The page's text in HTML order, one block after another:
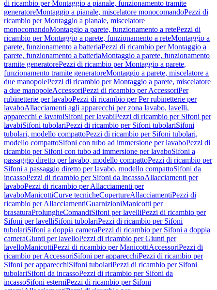
di ricambio per Montaggio a pianale, funzionamento tramite
generatoreMontaggio a pianale, miscelatore monocomandoPezzi di
ricambio per Montaggio a pianale, miscelatore
monocomandoMontaggio a parete, funzionamento a retePezzi di
ricambio per Montaggio a parete, funzionamento a reteMontaggio a
parete, funzionamento a batteriaPezzi di ricambio per Montaggio a
parete, funzionamento a batteriaMontaggio a parete, funzionamento
tramite generatorePezzi di ricambio per Montaggio a parete,
funzionamento tramite generatoreMontaggio a parete, miscelatore a
due manopolePezzi di ricambio per Montaggio a parete, miscelatore
a due manopoleAccessoriPezzi di ricambio per AccessoriPer
rubinetterie per lavaboPezzi di ricambio per Per rubinetterie per
lavaboAllacciamenti agli apparecchi per zona lavabo, lavelli,
apparecchi e lavatoiSifoni per lavabiPezzi di ricambio per Sifoni per
lavabiSifoni tubolariPezzi di ricambio per Sifoni tubolariSifoni
tubolari, modello compattoPezzi di ricambio per Sifoni tubolari,
modello compattoSifoni con tubo ad immersione per lavaboPezzi di
ricambio per Sifoni con tubo ad immersione per lavaboSifoni a
passaggio diretto per lavabo, modello compattoPezzi di ricambio per
Sifoni a passaggio diretto per lavabo, modello compattoSifoni da
incassoPezzi di ricambio per Sifoni da incassoAllacciamenti per
lavaboPezzi di ricambio per Allacciamenti per
lavaboManicottiCurve tecnicheCopertureAllacciamentiPezzi di
ricambio per AllacciamentiGuarnizioniManicotti per
brasaturaProlungheComandiSifoni per lavelliPezzi di ricambio per
Sifoni per lavelliSifoni tubolariPezzi di ricambio per Sifoni
tubolariSifoni a doppia cameraPezzi di ricambio per Sifoni a doppia
cameraGiunti per lavelloPezzi di ricambio per Giunti per
lavelloManicottiPezzi di ricambio per ManicottiAccessoriPezzi di
ricambio per AccessoriSifoni per apparecchiPezzi di ricambio per
Sifoni per apparecchiSifoni tubolariPezzi di ricambio per Sifoni
tubolariSifoni da incassoPezzi di ricambio per Sifoni da
incassoSifoni esterniPezzi di ricambio per Sifoni